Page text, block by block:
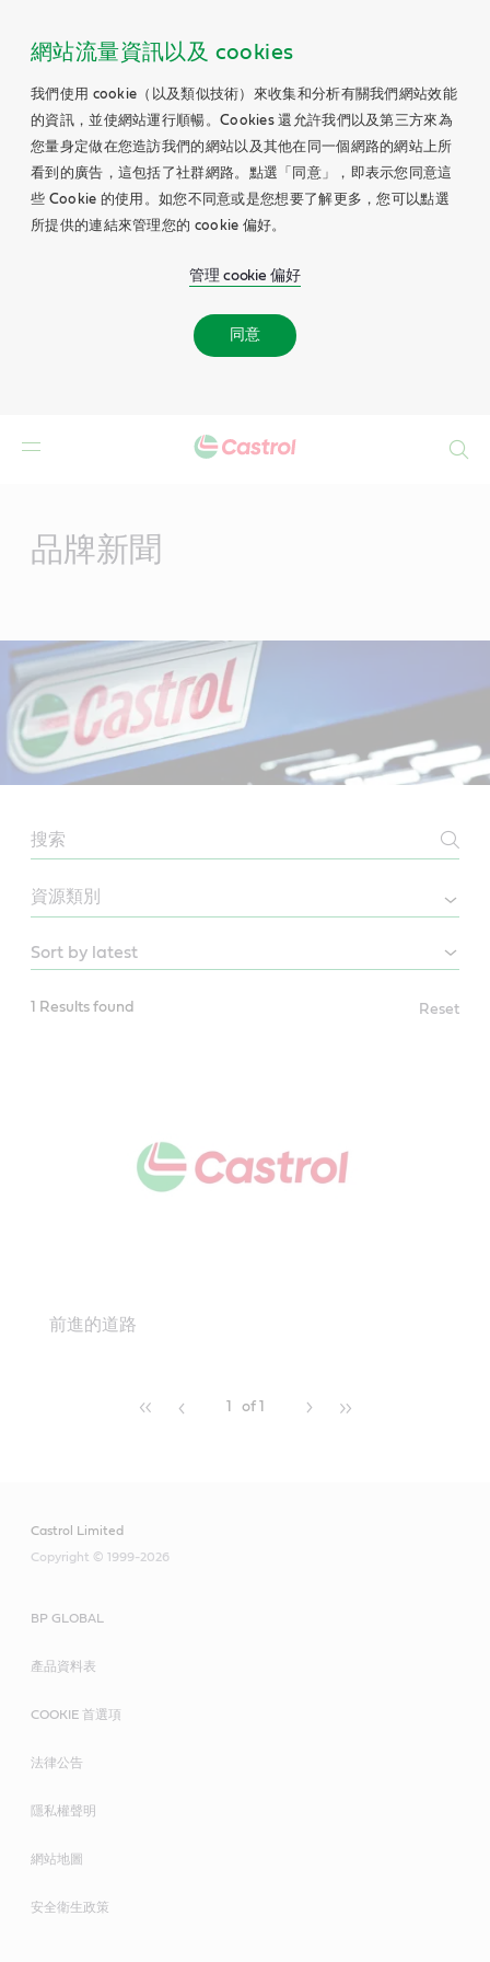
網站流量資訊以及 cookies
我們使用 cookie（以及類似技術）來收集和分析有關我們網站效能
的資訊，並使網站運行順暢。Cookies 還允許我們以及第三方來為
您量身定做在您造訪我們的網站以及其他在同一個網路的網站上所
看到的廣告，這包括了社群網路。點選「同意」，即表示您同意這
些 Cookie 的使用。如您不同意或是您想要了解更多，您可以點選
所提供的連結來管理您的 cookie 偏好。
管理 cookie 偏好
同意
品牌新聞
NEWSROOM
1 Results found Reset
前進的道路
1 of 1
Castrol Limited
Copyright © 1999-2026
BP GLOBAL
產品資料表
COOKIE 首選項
法律公告
隱私權聲明
網站地圖
安全衛生政策